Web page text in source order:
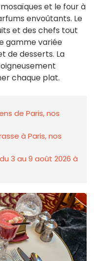
et le four à
envoûtants. Le
et des chefs tout
gamme variée
de desserts. La
chaque plat.
de Paris, nos
à Paris, nos
3 au 9 août 2026 à